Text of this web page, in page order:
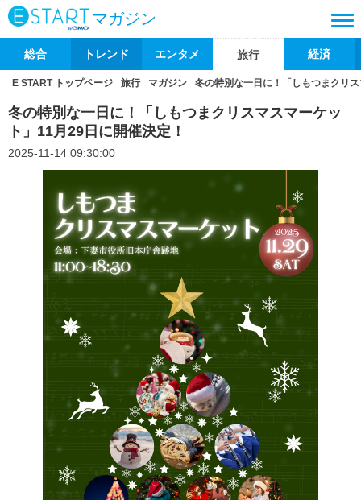
マガジン
総合 トレンド エンタメ 旅行 経済
E START トップページ 旅行 マガジン 冬の特別な一日に！「しもつまクリ
冬の特別な一日に！「しもつまクリスマスマーケッ
ト」11月29日に開催決定！
2025-11-14 09:30:00